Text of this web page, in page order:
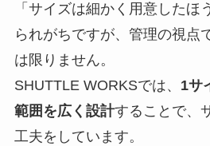
「サイズは細かく用意したほ
られがちですが、管理の視点
は限りません。
SHUTTLE WORKSでは、 1サ
範囲を広く設計することで、
工夫をしています。